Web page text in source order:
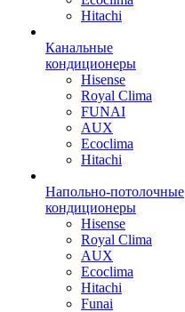
Hitachi
Канальные
кондиционеры
Hisense
Royal Clima
FUNAI
AUX
Ecoclima
Hitachi
Напольно-потолочные
кондиционеры
Hisense
Royal Clima
AUX
Ecoclima
Hitachi
Funai